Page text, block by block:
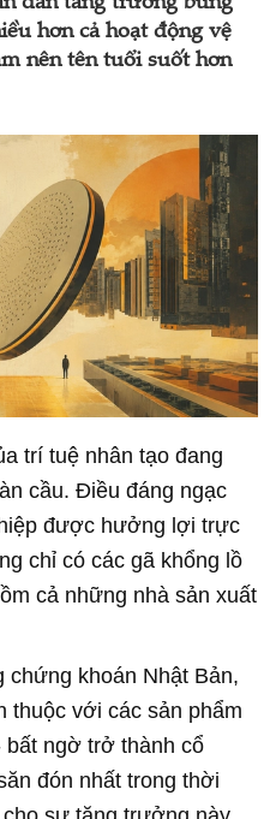
hơn cả hoạt động vệ
nên tên tuổi suốt hơn
trí tuệ nhân tạo đang
cầu. Điều đáng ngạc
được hưởng lợi trực
chỉ có các gã khổng lồ
cả những nhà sản xuất
khoán Nhật Bản,
thuộc với các sản phẩm
bất ngờ trở thành cổ
đón nhất trong thời